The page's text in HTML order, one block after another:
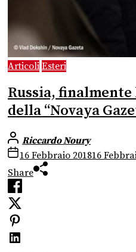
Articoli Esteri
Russia,
della “Novaya
Riccardo Noury
16 Febbraio 201816
Share